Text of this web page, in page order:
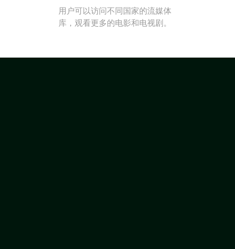
用户可以访问不同国家的流媒体
库，观看更多的电影和电视剧。